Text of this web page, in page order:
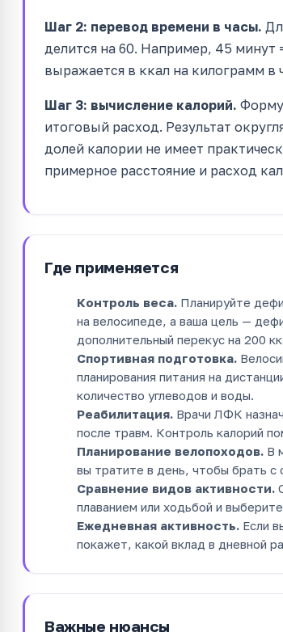
Шаг 2: перевод времени в часы.
делится на 60. Например, 45 минут
выражается в ккал на килограмм в
Шаг 3: вычисление калорий.
итоговый расход. Результат
долей калории не имеет
примерное расстояние и расход
Где применяется
Контроль веса. Планируйте
на велосипеде, а ваша цель —
дополнительный перекус на 200
Спортивная подготовка.
планирования питания на
количество углеводов и воды.
Реабилитация. Врачи ЛФК
после травм. Контроль калорий
Планирование велопоходов. В
вы тратите в день, чтобы брать с
Сравнение видов активности.
плаванием или ходьбой и
Ежедневная активность. Если
покажет, какой вклад в дневной
Важные нюансы